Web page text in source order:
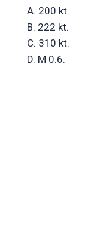
A. 200 kt.
B. 222 kt.
C. 310 kt.
D. M 0.6.